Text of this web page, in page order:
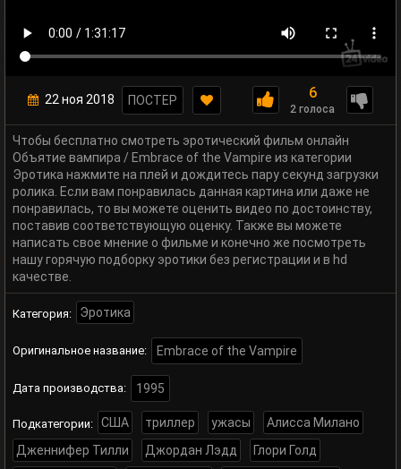
22 ноя 2018 ПОСТЕР 6
2 голоса
Чтобы бесплатно смотреть эротический фильм онлайн
Объятие вампира / Embrace of the Vampire из категории
Эротика нажмите на плей и дождитесь пару секунд загрузки
ролика. Если вам понравилась данная картина или даже не
понравилась, то вы можете оценить видео по достоинству,
поставив соответствующую оценку. Также вы можете
написать свое мнение о фильме и конечно же посмотреть
нашу горячую подборку эротики без регистрации и в hd
качестве.
Категория: Эротика
Оригинальное название: Embrace of the Vampire
Дата производства: 1995
Подкатегории: США триллер ужасы
Алисса Милано
Дженнифер Тилли
Джордан Лэдд
Глори Голд